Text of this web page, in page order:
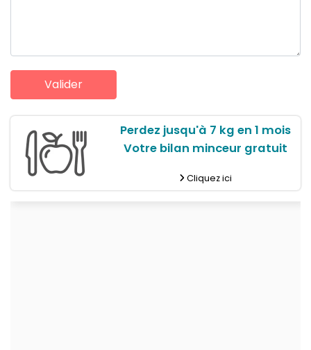
Perdez jusqu'à 7 kg en 1 mois
Votre bilan minceur gratuit
Cliquez ici